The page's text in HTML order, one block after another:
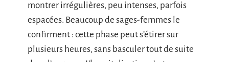
montrer irrégulières, peu intenses, parfois
espacées. Beaucoup de sages-femmes le
confirment : cette phase peut s’étirer sur
plusieurs heures, sans basculer tout de suite